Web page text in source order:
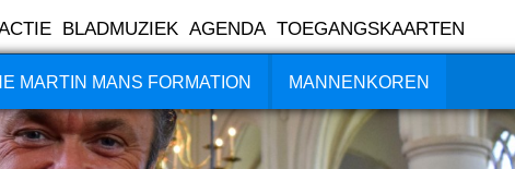
BLADMUZIEK AGENDA TOEGANGSKAARTEN
MARTIN MANS FORMATION MANNENKOREN